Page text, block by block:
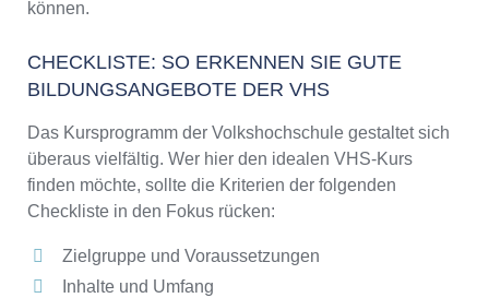
können.
CHECKLISTE: SO ERKENNEN SIE GUTE
BILDUNGSANGEBOTE DER VHS
Das Kursprogramm der Volkshochschule gestaltet sich
überaus vielfältig. Wer hier den idealen VHS-Kurs
finden möchte, sollte die Kriterien der folgenden
Checkliste in den Fokus rücken:
Zielgruppe und Voraussetzungen
Inhalte und Umfang